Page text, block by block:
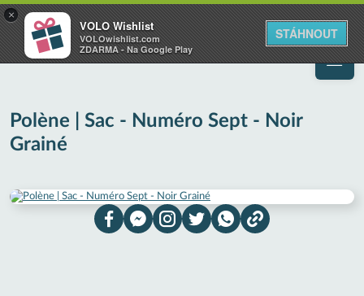
VOLO
Váš online wishlist
×
VOLO Wishlist
VOLOwishlist.com
ZDARMA - Na Google Play
STÁHNOUT
Polène | Sac - Numéro Sept - Noir
Grainé